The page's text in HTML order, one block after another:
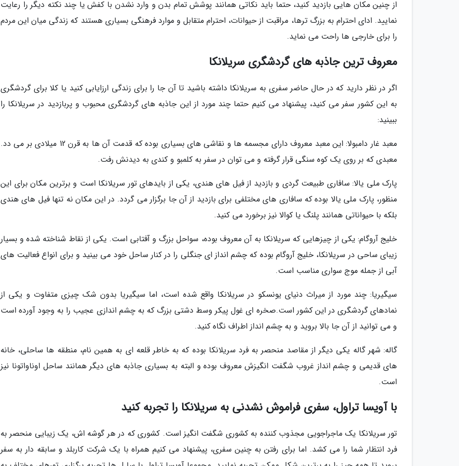
از چنین مکان هایی بازدید کنید، حتما باید نکاتی همانند پوشش تمام بدن و وارد نشدن با کفش یا چند نکته دیگر را رعایت
نمایید. ادای احترام به بزرگ ترها، مراقبت از حیوانات، احترام متقابل و موارد فرهنگی بسیاری هستند که زندگی میان این مردم
را برای خارجی ها راحت می نماید.
معروف ترین جاذبه های گردشگری سریلانکا
اگر در نظر دارید که در حال حاضر سفری به سریلانکا داشته باشید تا آن جا را برای زندگی ارزایابی کنید یا کلا برای گردشگری
به این کشور سفر می کنید، پیشنهاد می کنیم حتما چند مورد از این جاذبه های گردشگری محبوب و پربازدید در سریلانکا را
ببینید:
معبد غار دامبولا: این معبد معروف دارای مجسمه ها و نقاشی های بسیاری بوده که قدمت آن ها به قرن 12 میلادی بر می دد.
معبدی که بر روی یک کوه سنگی قرار گرفته و می توان در سفر به کلمبو و کندی به دیدنش رفت.
پارک ملی یالا: سافاری طبیعت گردی و بازدید از فیل های هندی، یکی از بایدهای تور سریلانکا است و برترین مکان برای این
منظور، پارک ملی یالا بوده که سافاری های مختلفی برای بازدید از آن جا برگزار می گردد. در این مکان نه تنها فیل های هندی
بلکه با حیواناتی همانند پلنگ یا کوالا نیز برخورد می کنید.
خلیج آروگام: یکی از چیزهایی که سریلانکا به آن معروف بوده، سواحل بزرگ و آفتابی است. یکی از نقاط شناخته شده و بسیار
زیبای ساحی در سریلانکا، خلیج آروگام بوده که چشم انداز ای جنگلی را در کنار ساحل خود می بینید و برای انواع فعالیت های
آبی از جمله موج سواری مناسب است.
سیگیریا: چند مورد از میراث دنیای یونسکو در سریلانکا واقع شده است، اما سیگیریا بدون شک چیزی متفاوت و یکی از
نمادهای گردشگری در این کشور است.صخره ای غول پیکر وسط دشتی بزرگ که به چشم اندازی عجیب را به وجود آورده است
و می توانید از آن جا بالا بروید و به چشم انداز اطراف نگاه کنید.
گاله: شهر گاله یکی دیگر از مقاصد منحصر به فرد سریلانکا بوده که به خاطر قلعه ای به همین نام، منطقه ها ساحلی، خانه
های قدیمی و چشم انداز غروب شگفت انگیزش معروف بوده و البته به بسیاری جاذبه های دیگر همانند ساحل اوناواتونا نیز
است.
با آویسا تراول، سفری فراموش نشدنی به سریلانکا را تجربه کنید
تور سریلانکا یک ماجراجویی مجذوب کننده به کشوری شگفت انگیز است. کشوری که در هر گوشه اش، یک زیبایی منحصر به
فرد انتظار شما را می کشد. اما برای رفتن به چنین سفری، پیشنهاد می کنیم همراه با یک شرکت کاربلد و سابقه دار به سفر